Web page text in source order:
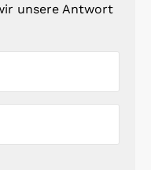
unsere Antwort